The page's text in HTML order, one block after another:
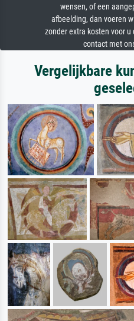
wensen, of een
afbeelding, dan voeren
zonder extra kosten voor
contact met
Vergelijkbare